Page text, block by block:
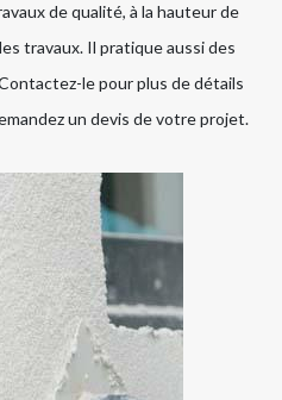
de qualité, à la hauteur de
travaux. Il pratique aussi des
le pour plus de détails
un devis de votre projet.